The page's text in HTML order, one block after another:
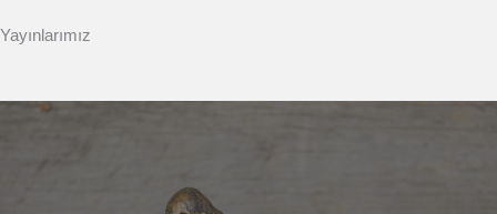
Yayınlarımız